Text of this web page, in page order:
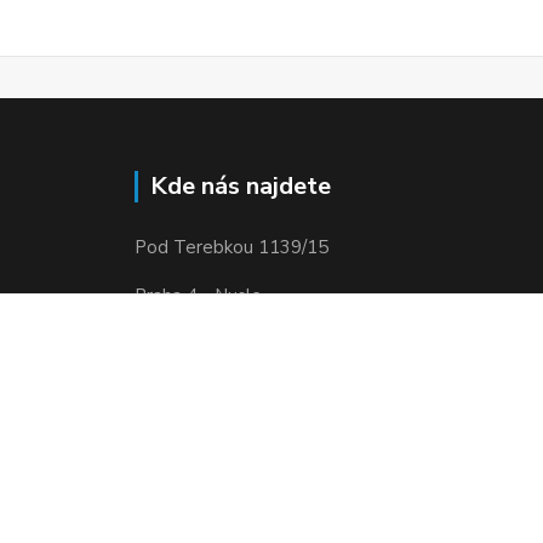
Kde nás najdete
Pod Terebkou 1139/15
Praha 4 - Nusle